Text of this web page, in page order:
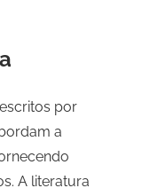
por
a
A literatura